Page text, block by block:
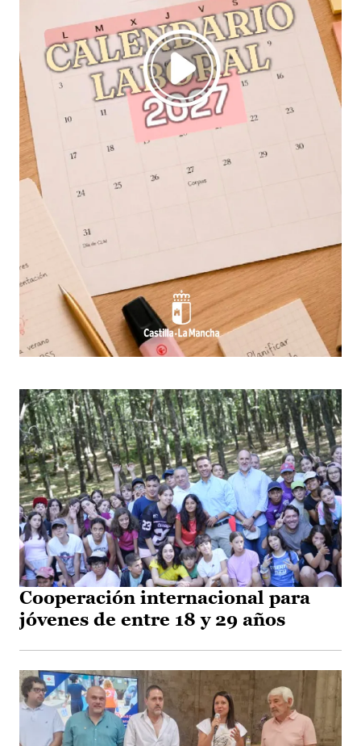
Cooperación internacional para
jóvenes de entre 18 y 29 años